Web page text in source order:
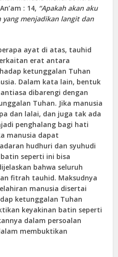
: 14, “Apakah akan aku
yang menjadikan langit dan
ayat di atas, tauhid
erat antara
ketunggalan Tuhan
Dalam kata lain, bentuk
dibarengi dengan
Tuhan. Jika manusia
dan lalai, dan juga tak ada
penghalang bagi hati
manusia dapat
hudhuri dan syuhudi
seperti ini bisa
bahwa seluruh
fitrah tauhid. Maksudnya
manusia disertai
ketunggalan Tuhan
keyakinan batin seperti
dalam persoalan
membuktikan